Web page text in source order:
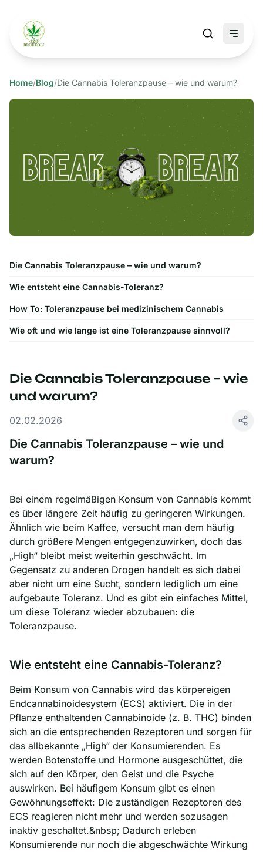
Home/Blog/Die Cannabis Toleranzpause – wie und warum?
Die Cannabis Toleranzpause – wie und warum?
Wie entsteht eine Cannabis-Toleranz?
How To: Toleranzpause bei medizinischem Cannabis
Wie oft und wie lange ist eine Toleranzpause sinnvoll?
Die Cannabis Toleranzpause – wie
und warum?
02.02.2026
Die Cannabis Toleranzpause – wie und
warum?
Bei einem regelmäßigen Konsum von Cannabis kommt
es über längere Zeit häufig zu geringeren Wirkungen.
Ähnlich wie beim Kaffee, versucht man dem häufig
durch größere Mengen entgegenzuwirken, doch das
„High“ bleibt meist weiterhin geschwächt. Im
Gegensatz zu anderen Drogen handelt es sich dabei
aber nicht um eine Sucht, sondern lediglich um eine
aufgebaute Toleranz. Und es gibt ein einfaches Mittel,
um diese Toleranz wieder abzubauen: die
Toleranzpause.
Wie entsteht eine Cannabis-Toleranz?
Beim Konsum von Cannabis wird das körpereigen
Endcannabinoidesystem (ECS) aktiviert. Die in der
Pflanze enthaltenden Cannabinoide (z. B. THC) binden
sich an die entsprechenden Rezeptoren und sorgen für
das allbekannte „High“ der Konsumierenden. Es
werden Botenstoffe und Hormone ausgeschüttet, die
sich auf den Körper, den Geist und die Psyche
auswirken. Bei häufigem Konsum gibt es einen
Gewöhnungseffekt: Die zuständigen Rezeptoren des
ECS reagieren nicht mehr und werden sozusagen
inaktiv geschaltet.&nbsp; Dadurch erleben
Konsumierende nur noch die abgeschwächte Wirkung